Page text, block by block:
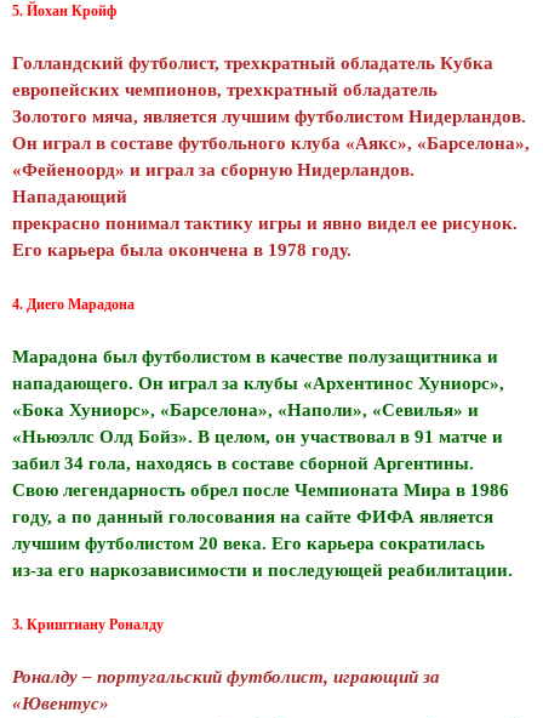
5. Йохан Кройф
Голландский футболист, трехкратный обладатель Кубка
европейских чемпионов, трехкратный обладатель
Золотого мяча, является лучшим футболистом Нидерландов.
Он играл в составе футбольного клуба «Аякс», «Барселона»,
«Фейеноорд» и играл за сборную Нидерландов.
Нападающий
прекрасно понимал тактику игры и явно видел ее рисунок.
Его карьера была окончена в 1978 году.
4. Диего Марадона
Марадона был футболистом в качестве полузащитника и
нападающего. Он играл за клубы «Архентинос Хуниорс»,
«Бока Хуниорс», «Барселона», «Наполи», «Севилья» и
«Ньюэллс Олд Бойз». В целом, он участвовал в 91 матче и
забил 34 гола, находясь в составе сборной Аргентины.
Свою легендарность обрел после Чемпионата Мира в 1986
году, а по данный голосования на сайте ФИФА является
лучшим футболистом 20 века. Его карьера сократилась
из-за его наркозависимости и последующей реабилитации.
3. Криштиану Роналду
Роналду – португальский футболист, играющий за
«Ювентус»